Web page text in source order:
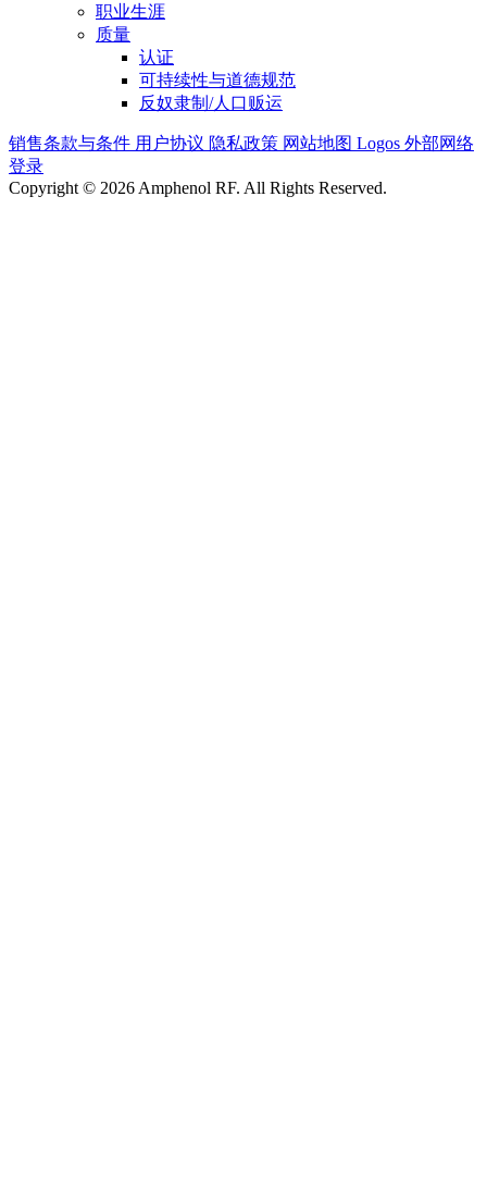
职业生涯
质量
认证
可持续性与道德规范
反奴隶制/人口贩运
销售条款与条件 用户协议 隐私政策 网站地图 Logos 外部网络
登录
Copyright © 2026 Amphenol RF. All Rights Reserved.